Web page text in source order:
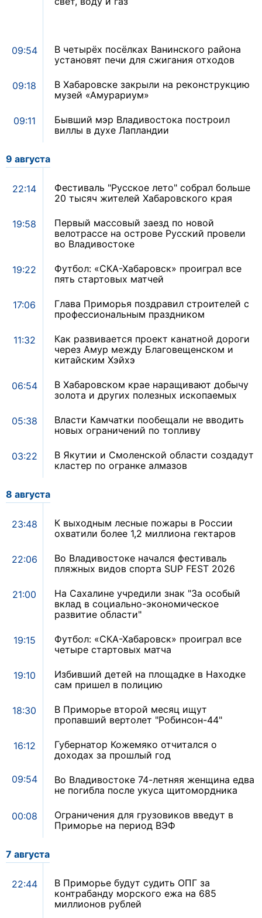
09:54
В четырёх посёлках Ванинского района
установят печи для сжигания отходов
09:18
В Хабаровске закрыли на реконструкцию
музей «Амурариум»
09:11
Бывший мэр Владивостока построил
виллы в духе Лапландии
9 августа
22:14
Фестиваль "Русское лето" собрал больше
20 тысяч жителей Хабаровского края
19:58
Первый массовый заезд по новой
велотрассе на острове Русский провели
во Владивостоке
19:22
Футбол: «СКА-Хабаровск» проиграл все
пять стартовых матчей
17:06
Глава Приморья поздравил строителей с
профессиональным праздником
11:32
Как развивается проект канатной дороги
через Амур между Благовещенском и
китайским Хэйхэ
06:54
В Хабаровском крае наращивают добычу
золота и других полезных ископаемых
05:38
Власти Камчатки пообещали не вводить
новых ограничений по топливу
03:22
В Якутии и Смоленской области создадут
кластер по огранке алмазов
8 августа
23:48
К выходным лесные пожары в России
охватили более 1,2 миллиона гектаров
22:06
Во Владивостоке начался фестиваль
пляжных видов спорта SUP FEST 2026
21:00
На Сахалине учредили знак "За особый
вклад в социально-экономическое
развитие области"
19:15
Футбол: «СКА-Хабаровск» проиграл все
четыре стартовых матча
19:10
Избивший детей на площадке в Находке
сам пришел в полицию
18:30
В Приморье второй месяц ищут
пропавший вертолет "Робинсон-44"
16:12
Губернатор Кожемяко отчитался о
доходах за прошлый год
09:54
Во Владивостоке 74-летняя женщина едва
не погибла после укуса щитомордника
00:08
Ограничения для грузовиков введут в
Приморье на период ВЭФ
7 августа
22:44
В Приморье будут судить ОПГ за
контрабанду морского ежа на 685
миллионов рублей